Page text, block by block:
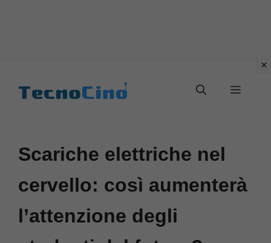
Menu
Scariche elettriche nel
cervello: così aumenterà
l’attenzione degli